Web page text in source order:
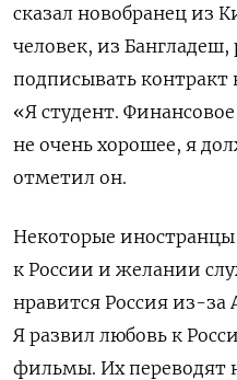
сказал новобранец из
человек, из Бангладеш,
подписывать контракт
«Я студент.
не очень хорошее, я
отметил он.
Некоторые
к России и желании
нравится Россия из-за
Я развил любовь к
фильмы. Их переводят